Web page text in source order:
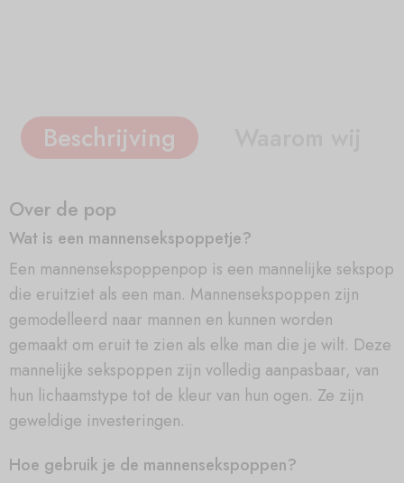
Beschrijving
Over de pop
Wat is een mannensekspoppetje?
Een mannensekspoppenpop is een mannelijke sekspop
die eruitziet als een man. Mannensekspoppen zijn
gemodelleerd naar mannen en kunnen worden
gemaakt om eruit te zien als elke man die je wilt. Deze
mannelijke sekspoppen zijn volledig aanpasbaar, van
hun lichaamstype tot de kleur van hun ogen. Ze zijn
geweldige investeringen.
Hoe gebruik je de mannensekspoppen?